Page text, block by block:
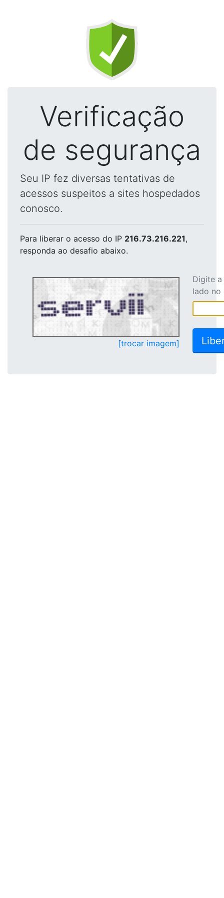
Verificação
de segurança
Seu IP fez diversas tentativas de
acessos suspeitos a sites hospedados
conosco.
Para liberar o acesso do IP 216.73.216.221,
responda ao desafio abaixo.
[trocar imagem]
Digite
lado no